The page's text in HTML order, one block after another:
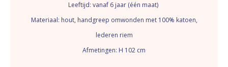
Leeftijd: vanaf 6 jaar (één maat)
Materiaal: hout, handgreep omwonden met 100% katoen,
lederen riem
Afmetingen: H 102 cm